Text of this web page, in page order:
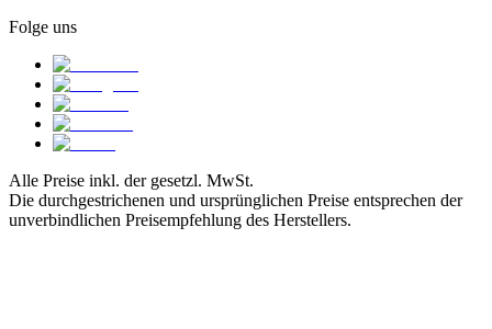
Folge uns
Alle Preise inkl. der gesetzl. MwSt.
Die durchgestrichenen und ursprünglichen Preise entsprechen der
unverbindlichen Preisempfehlung des Herstellers.